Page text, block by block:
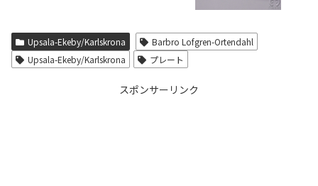
Upsala-Ekeby/Karlskrona
Barbro Lofgren-Ortendahl
Upsala-Ekeby/Karlskrona
プレート
スポンサーリンク